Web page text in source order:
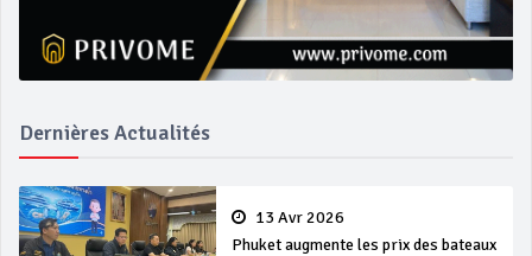
Dernières Actualités
13 Avr 2026
Phuket augmente les prix des bateaux